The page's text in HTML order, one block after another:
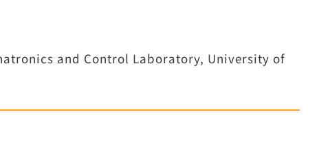
and Control Laboratory, University of